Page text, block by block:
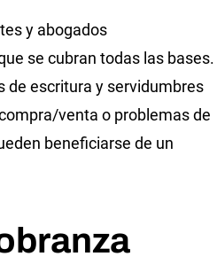
y abogados
se cubran todas las bases.
de escritura y servidumbres
venta o problemas de
beneficiarse de un